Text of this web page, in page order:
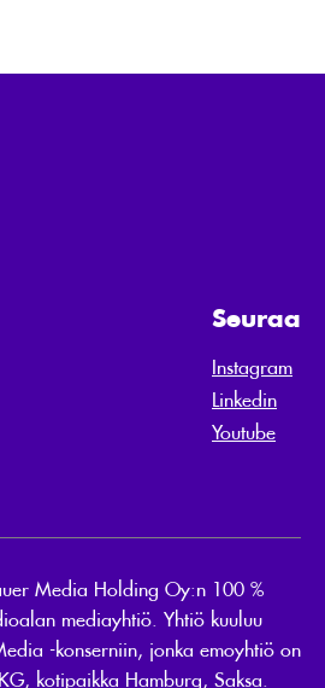
Seuraa
Instagram
Linkedin
Youtube
Media Holding Oy:n 100 %
mediayhtiö. Yhtiö kuuluu
-konserniin, jonka emoyhtiö on
kotipaikka Hamburg, Saksa.